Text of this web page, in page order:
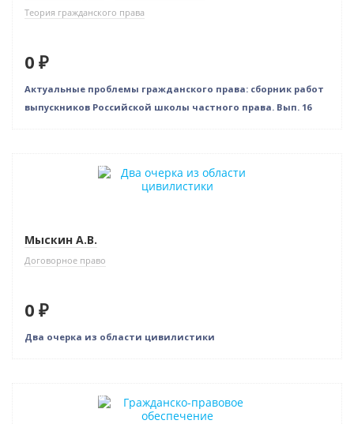
Теория гражданского права
0 ₽
Актуальные проблемы гражданского права: сборник работ
выпускников Российской школы частного права. Вып. 16
Нет в наличии
Мыскин А.В.
Договорное право
0 ₽
Два очерка из области цивилистики
Нет в наличии